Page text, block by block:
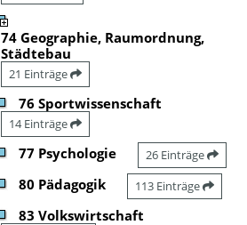
74 Geographie, Raumordnung,
Städtebau
21 Einträge
76 Sportwissenschaft
14 Einträge
77 Psychologie 26 Einträge
80 Pädagogik 113 Einträge
83 Volkswirtschaft